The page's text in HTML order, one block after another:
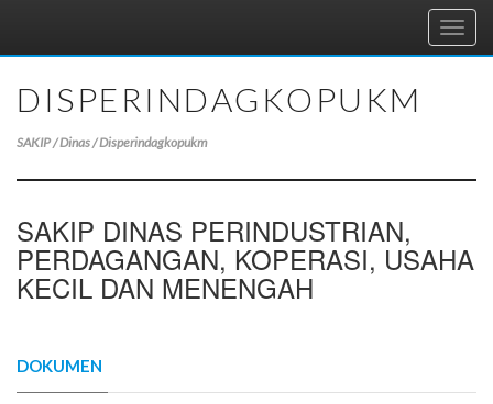
DISPERINDAGKOPUKM
SAKIP / Dinas / Disperindagkopukm
SAKIP DINAS PERINDUSTRIAN,
PERDAGANGAN, KOPERASI, USAHA
KECIL DAN MENENGAH
DOKUMEN